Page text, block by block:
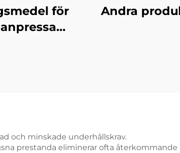
för
Andra
och minskade underhållskrav.
prestanda eliminerar ofta återkommande